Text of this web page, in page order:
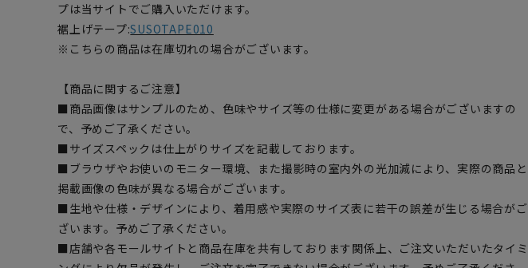
プは当サイトでご購入いただけます。
裾上げテープ:SUSOTAPE010
※こちらの商品は在庫切れの場合がございます。
【商品に関するご注意】
■商品画像はサンプルのため、色味やサイズ等の仕様に変更がある場合がございますの
で、予めご了承ください。
■サイズスペックは仕上がりサイズを記載しております。
■ブラウザやお使いのモニター環境、また撮影時の室内外の光加減により、実際の商品と
掲載画像の色味が異なる場合がございます。
■生地や仕様・デザインにより、着用感や実際のサイズ表に若干の誤差が生じる場合がご
ざいます。予めご了承ください。
■店舗や各モールサイトと商品在庫を共有しております関係上、ご注文いただいたタイミ